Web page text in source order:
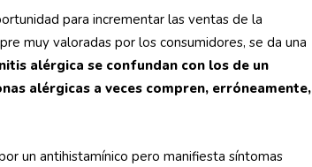
para incrementar las ventas de la
muy valoradas por los consumidores, se da una
alérgica se confundan con los de un
alérgicas a veces compren, erróneamente,
un antihistamínico pero manifiesta síntomas